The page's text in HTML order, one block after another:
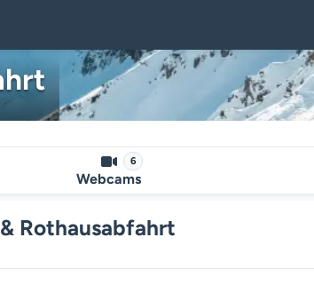
6
Webcams
Rothausabfahrt